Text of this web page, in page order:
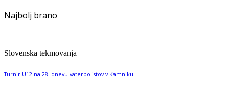
Najbolj brano
Slovenska tekmovanja
Turnir U12 na 28. dnevu vaterpolistov v Kamniku